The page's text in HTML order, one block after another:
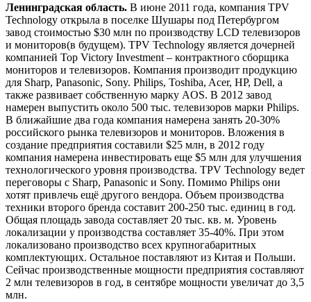
Ленинградская область. В июне 2011 года, компания TPV
Technology открыла в поселке Шушары под Петербургом
завод стоимостью $30 млн по производству LCD телевизоров
и мониторов(в будущем). TPV Technology является дочерней
компанией Top Victory Investment – контрактного сборщика
мониторов и телевизоров. Компания производит продукцию
для Sharp, Panasonic, Sony. Philips, Toshiba, Acer, HP, Dell, а
также развивает собственную марку AOS. В 2012 завод
намерен выпустить около 500 тыс. телевизоров марки Philips.
В ближайшие два года компания намерена занять 20-30%
российского рынка телевизоров и мониторов. Вложения в
создание предприятия составили $25 млн, в 2012 году
компания намерена инвестировать еще $5 млн для улучшения
технологического уровня производства. TPV Technology ведет
переговоры с Sharp, Panasonic и Sony. Помимо Philips они
хотят привлечь ещё другого вендора. Объем производства
техники второго бренда составит 200-250 тыс. единиц в год.
Общая площадь завода составляет 20 тыс. кв. м. Уровень
локализации у производства составляет 35-40%. При этом
локализовано производство всех крупногабаритных
комплектующих. Остальное поставляют из Китая и Польши.
Сейчас производственные мощности предприятия составляют
2 млн телевизоров в год, в сентябре мощности увеличат до 3,5
млн.